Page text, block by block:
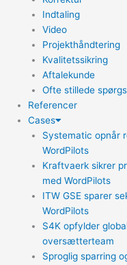
Indtaling
Video
Projekthåndtering
Kvalitetssikring
Aftalekunde
Ofte stillede
Referencer
Cases
Systematic opnår
WordPilots
Kraftvaerk sikrer
med WordPilots
ITW GSE sparer
WordPilots
S4K opfylder
oversætterteam
Sproglig sparring